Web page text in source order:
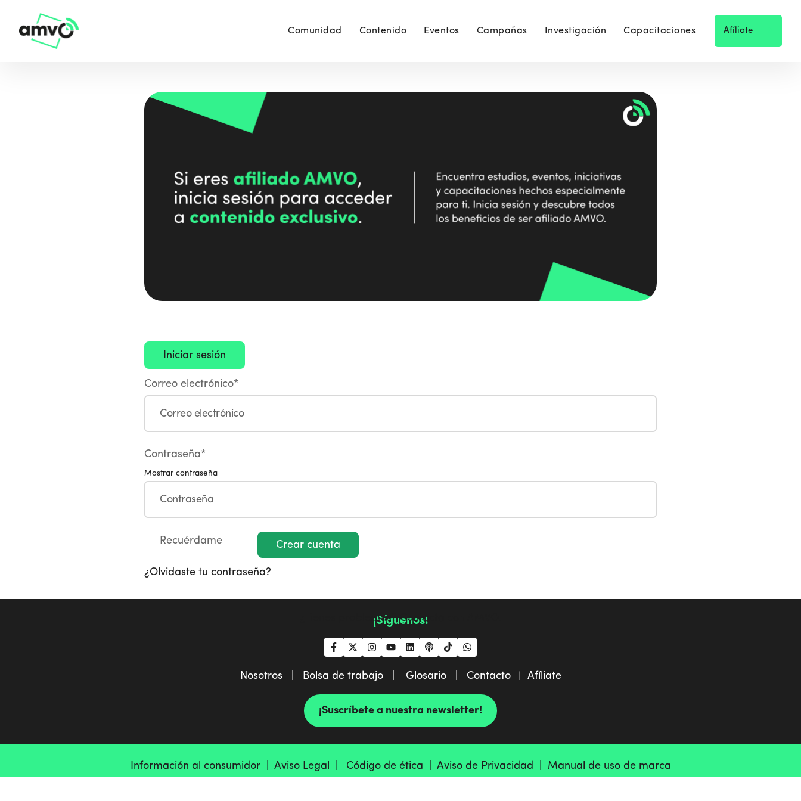
Comunidad Contenido Eventos Campañas Investigación Capacitaciones Afíliate
Correo electrónico*
Contraseña*
Mostrar contraseña
Recuérdame
¿Olvidaste tu contraseña?
Crear cuenta
¿Tienes problemas?Contacta con AMVO
¡Síguenos!
Nosotros | Bolsa de trabajo | Glosario | Contacto| Afíliate
¡Suscríbete a nuestra newsletter!
Información al consumidor | Aviso Legal | Código de ética | Aviso de Privacidad | Manual de uso de marca